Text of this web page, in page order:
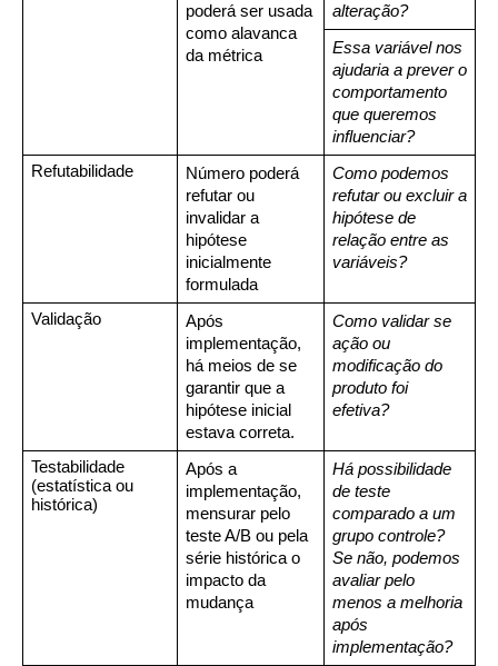
poderá ser usada
como alavanca
da métrica
alteração?
Essa variável nos
ajudaria a prever o
comportamento
que queremos
influenciar?
Refutabilidade
Número poderá
refutar ou
invalidar a
hipótese
inicialmente
formulada
Como podemos
refutar ou excluir a
hipótese de
relação entre as
variáveis?
Validação
Após
implementação,
há meios de se
garantir que a
hipótese inicial
estava correta.
Como validar se
ação ou
modificação do
produto foi
efetiva?
Testabilidade
(estatística ou
histórica)
Após a
implementação,
mensurar pelo
teste A/B ou pela
série histórica o
impacto da
mudança
Há possibilidade
de teste
comparado a um
grupo controle?
Se não, podemos
avaliar pelo
menos a melhoria
após
implementação?